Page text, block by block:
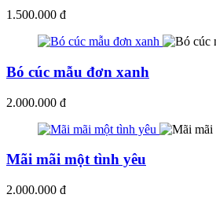
1.500.000 đ
Bó cúc mẫu đơn xanh
2.000.000 đ
Mãi mãi một tình yêu
2.000.000 đ